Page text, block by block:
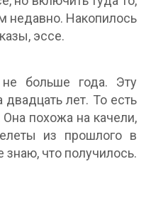
недавно. Накопилось
эссе.
больше года. Эту
лет. То есть
похожа на качели,
из прошлого в
знаю, что получилось.